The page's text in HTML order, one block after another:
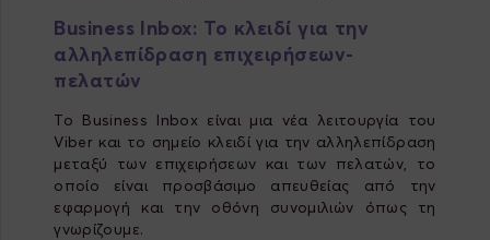
Business Inbox: Το κλειδί για την
αλληλεπίδραση επιχειρήσεων-
πελατών
Το Business Inbox είναι μια νέα λειτουργία του
Viber και το σημείο κλειδί για την αλληλεπίδραση
μεταξύ των επιχειρήσεων και των πελατών, το
οποίο είναι προσβάσιμο απευθείας από την
εφαρμογή και την οθόνη συνομιλιών όπως τη
γνωρίζουμε.